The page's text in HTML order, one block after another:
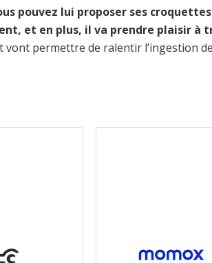
pouvez lui proposer ses
et en plus, il va prendre plaisir à
vont permettre de ralentir l’ingestion